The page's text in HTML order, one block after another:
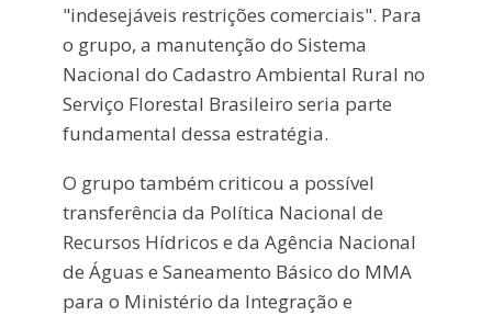
"indesejáveis restrições comerciais". Para
o grupo, a manutenção do Sistema
Nacional do Cadastro Ambiental Rural no
Serviço Florestal Brasileiro seria parte
fundamental dessa estratégia.
O grupo também criticou a possível
transferência da Política Nacional de
Recursos Hídricos e da Agência Nacional
de Águas e Saneamento Básico do MMA
para o Ministério da Integração e